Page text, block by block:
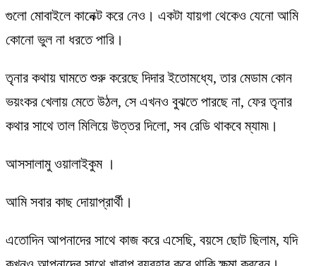
গুলো মোবাইলে কানেক্ট করে নেও। একটা যায়গা থেকেও যেনো আমি
কোনো ভুল না ধরতে পারি।
তৃনার কথায় ঘামতে শুরু করেছে দিদার ইতোমধ্যে, তার মেডাম কোন
ভয়ংকর খেলায় মেতে উঠল, সে এখনও বুঝতে পারছে না, ফের তৃনার
কথার সাথে তাল মিলিয়ে উত্তর দিলো, সব রেডি থাকবে ম্যাম৷।
আসসালামু ওয়ালাইকুম ।
আমি সবার কাছ দোয়াপ্রার্থী।
এতোদিন আপনাদের সাথে কাজ করে এসেছি, বয়সে ছোট ছিলাম, যদি